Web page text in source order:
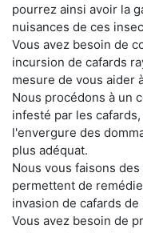
pourrez ainsi avoir la
nuisances de ces
Vous avez besoin de
incursion de cafards
mesure de vous aider
Nous procédons à un
infesté par les
l'envergure des
plus adéquat.
Nous vous faisons
permettent de
invasion de cafards de
Vous avez besoin de